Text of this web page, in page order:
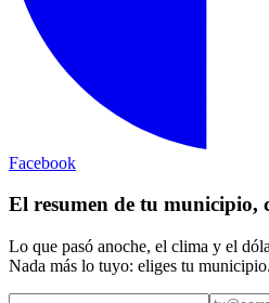
Facebook
El resumen de tu municipio,
Lo que pasó anoche, el clima y el
Nada más lo tuyo: eliges tu municipio.